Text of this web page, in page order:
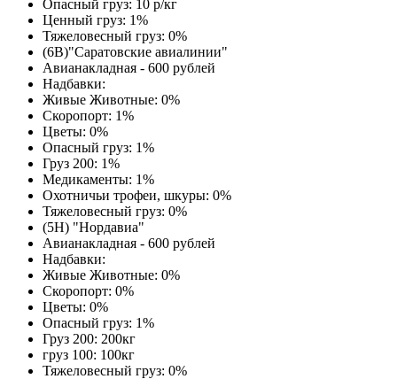
Опасный груз: 10 р/кг
Ценный груз: 1%
Тяжеловесный груз: 0%
(6В)"Саратовские авиалинии"
Авианакладная - 600 рублей
Надбавки:
Живые Животные: 0%
Скоропорт: 1%
Цветы: 0%
Опасный груз: 1%
Груз 200: 1%
Медикаменты: 1%
Охотничьи трофеи, шкуры: 0%
Тяжеловесный груз: 0%
(5Н) "Нордавиа"
Авианакладная - 600 рублей
Надбавки:
Живые Животные: 0%
Скоропорт: 0%
Цветы: 0%
Опасный груз: 1%
Груз 200: 200кг
груз 100: 100кг
Тяжеловесный груз: 0%